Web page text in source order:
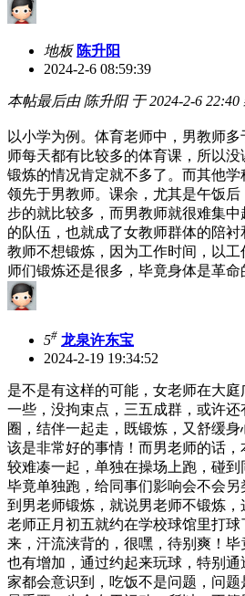
地板 陈升阳
2024-2-6 08:59:39
本帖最后由 陈升阳 于 2024-2-6 22:40
以小学为例。体育老师中，男教师
师每天都有比较多的体育课，所以
锻炼的情况肯定就不多了。而其他
领先于男教师。课余，尤其是午饭
步的就比较多，而男教师就很难集
的队伍，也就成了女教师群体的陪
教师不想锻炼，因为工作时间，以
师们锻炼还是很多，毕竟身体是革命
5# 龙泉许东宝
2024-2-19 19:34:52
是不是有这样的可能，女老师在大
一些，没拘束点，三五成群，或许
圈，结伴一起走，既锻炼，又舒缓
该是非常好的事情！而男老师的话
较难凑一起，单独在操场上跑，碰到
毕竟单独跑，给同事们影响会不会
到男老师锻炼，就说男老师不锻炼
老师正月初五就约在学校球馆里打
来，汗流浃背的，很嘿，待别爽！
也有增加，通过约起来玩球，特别
家都会意识到，吃饭不是问题，问题